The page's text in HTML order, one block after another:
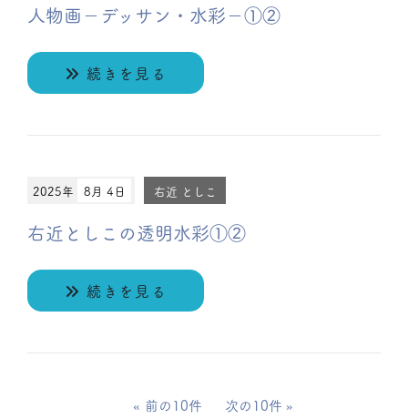
人物画－デッサン・水彩－①②
続きを見る
2025年 8月 4日 右近 としこ
右近としこの透明水彩①②
続きを見る
前の10件 次の10件